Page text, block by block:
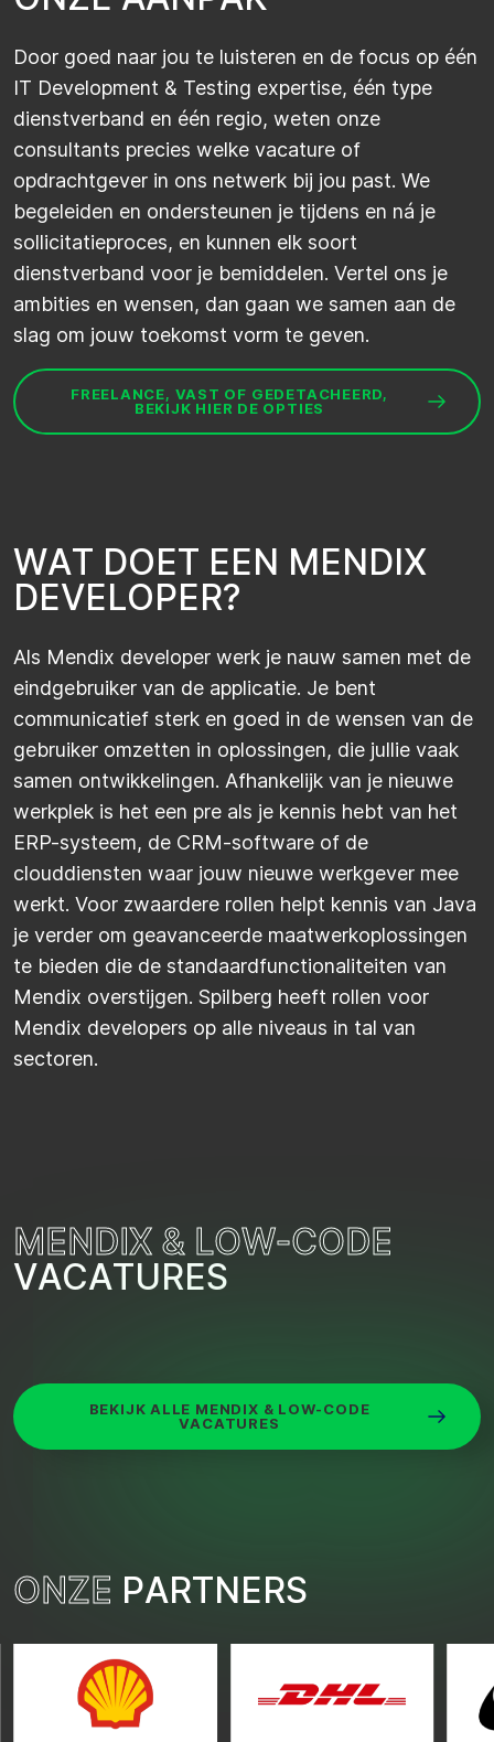
Door goed naar jou te luisteren en de focus op één
IT Development & Testing expertise, één type
dienstverband en één regio, weten onze
consultants precies welke vacature of
opdrachtgever in ons netwerk bij jou past. We
begeleiden en ondersteunen je tijdens en ná je
sollicitatieproces, en kunnen elk soort
dienstverband voor je bemiddelen. Vertel ons je
ambities en wensen, dan gaan we samen aan de
slag om jouw toekomst vorm te geven.
FREELANCE, VAST OF GEDETACHEERD,
BEKIJK HIER DE OPTIES
WAT DOET EEN MENDIX
DEVELOPER?
Als Mendix developer werk je nauw samen met de
eindgebruiker van de applicatie. Je bent
communicatief sterk en goed in de wensen van de
gebruiker omzetten in oplossingen, die jullie vaak
samen ontwikkelingen. Afhankelijk van je nieuwe
werkplek is het een pre als je kennis hebt van het
ERP-systeem, de CRM-software of de
clouddiensten waar jouw nieuwe werkgever mee
werkt. Voor zwaardere rollen helpt kennis van Java
je verder om geavanceerde maatwerkoplossingen
te bieden die de standaardfunctionaliteiten van
Mendix overstijgen. Spilberg heeft rollen voor
Mendix developers op alle niveaus in tal van
sectoren.
MENDIX & LOW-CODE
VACATURES
BEKIJK ALLE MENDIX & LOW-CODE
VACATURES
ONZE PARTNERS